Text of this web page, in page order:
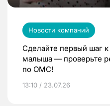
Новости компаний
Сделайте первый шаг
малыша — проверьте
по ОМС!
13:10 / 23.07.26